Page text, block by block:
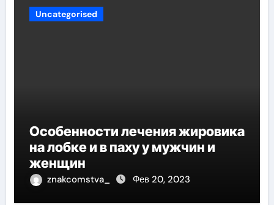
Uncategorised
Особенности лечения жировика
на лобке и в паху у мужчин и
женщин
znakcomstva_ Фев 20, 2023